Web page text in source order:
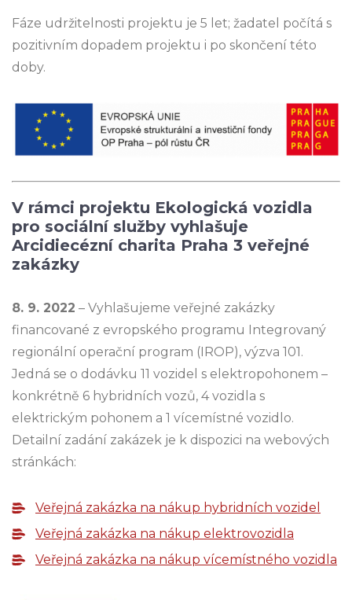
Fáze udržitelnosti projektu je 5 let; žadatel počítá s
pozitivním dopadem projektu i po skončení této
doby.
V rámci projektu Ekologická vozidla
pro sociální služby vyhlašuje
Arcidiecézní charita Praha 3 veřejné
zakázky
8. 9. 2022 – Vyhlašujeme veřejné zakázky
financované z evropského programu Integrovaný
regionální operační program (IROP), výzva 101.
Jedná se o dodávku 11 vozidel s elektropohonem –
konkrétně 6 hybridních vozů, 4 vozidla s
elektrickým pohonem a 1 vícemístné vozidlo.
Detailní zadání zakázek je k dispozici na webových
stránkách:
Veřejná zakázka na nákup hybridních vozidel
Veřejná zakázka na nákup elektrovozidla
Veřejná zakázka na nákup vícemístného vozidla